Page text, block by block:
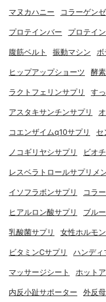
マヌカハニー コラーゲン
プロテインバー プロテイ
腹筋ベルト 振動マシン ボ
ヒップアップショーツ 酵
ラクトフェリンサプリ す
アスタキサンチンサプリ
コエンザイムq10サプリ セ
ノコギリヤシサプリ ビオ
レスベラトロールサプリメ
イソフラボンサプリ コラ
ヒアルロン酸サプリ ブル
乳酸菌サプリ 女性ホルモ
ビタミンCサプリ ハンディ
マッサージシート ホット
内反小趾サポーター 外反